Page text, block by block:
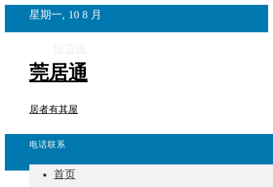
星期一, 10 8 月
莞居通
居者有其屋
电话联系
首页